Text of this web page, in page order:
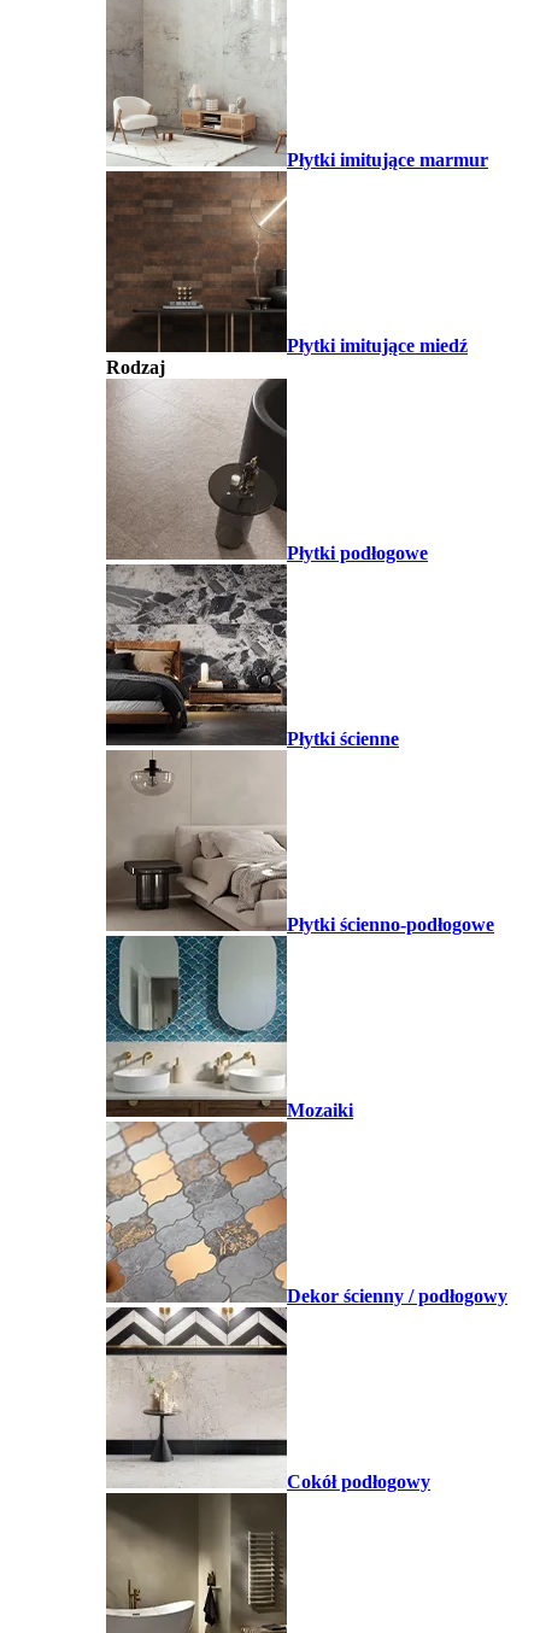
Płytki imitujące marmur
Płytki imitujące miedź
Rodzaj
Płytki podłogowe
Płytki ścienne
Płytki ścienno-podłogowe
Mozaiki
Dekor ścienny / podłogowy
Cokół podłogowy